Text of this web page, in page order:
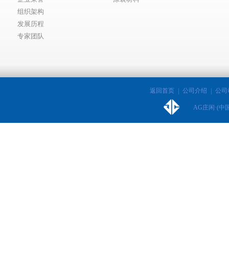
组织架构
发展历程
专家团队
返回首页 公司介绍 公司
AG庄闲·(中